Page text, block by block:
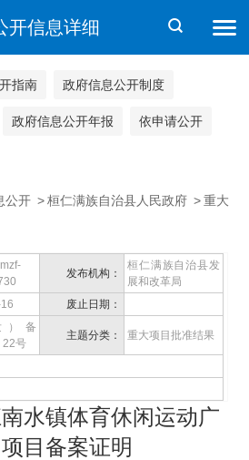
开信息详细
指南 政府信息公开制度
政府信息公开年报 依申请公开
公开 > 桓仁满族自治县人民政府 > 重大
发布机构：
桓仁满族自治县发
展和改革局
废止日期：
）备
22号
主题分类： 重大项目批准结果
水镇体育休闲运动广
目备案证明